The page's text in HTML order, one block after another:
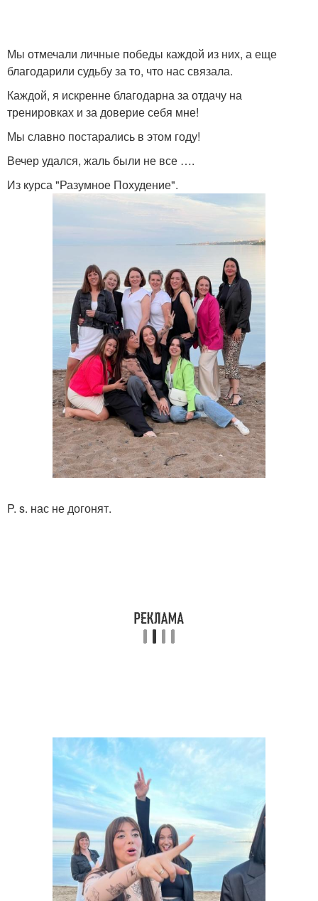
Мы отмечали личные победы каждой из них, а еще
благодарили судьбу за то, что нас связала.
Каждой, я искренне благодарна за отдачу на
тренировках и за доверие себя мне!
Мы славно постарались в этом году!
Вечер удался, жаль были не все ….
Из курса "Разумное Похудение".
P. s. нас не догонят.